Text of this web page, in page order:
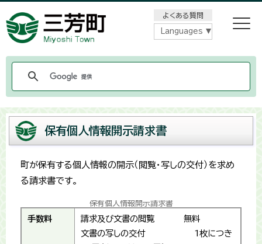
よくある質問
Languages
保有個人情報開示請求書
町が保有する個人情報の開示（閲覧・写しの交付）を求め
る請求書です。
保有個人情報開示請求書
手数料
請求及び文書の閲覧 無料
文書の写しの交付 1枚につき